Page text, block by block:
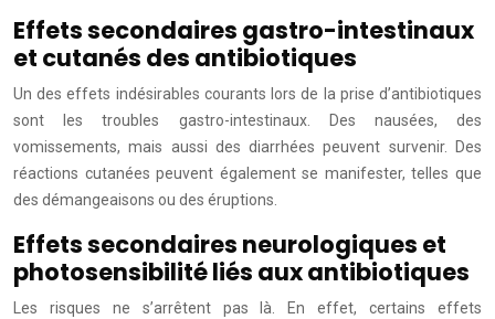
Effets secondaires gastro-intestinaux
et cutanés des antibiotiques
Un des effets indésirables courants lors de la prise d’antibiotiques
sont les troubles gastro-intestinaux. Des nausées, des
vomissements, mais aussi des diarrhées peuvent survenir. Des
réactions cutanées peuvent également se manifester, telles que
des démangeaisons ou des éruptions.
Effets secondaires neurologiques et
photosensibilité liés aux antibiotiques
Les risques ne s’arrêtent pas là. En effet, certains effets